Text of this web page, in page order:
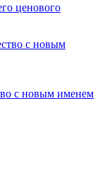
ценового
с новым именем